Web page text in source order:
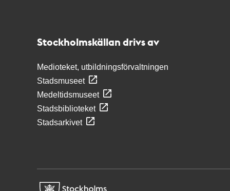
Stockholmskällan drivs av
Medioteket, utbildningsförvaltningen
Stadsmuseet
Medeltidsmuseet
Stadsbiblioteket
Stadsarkivet